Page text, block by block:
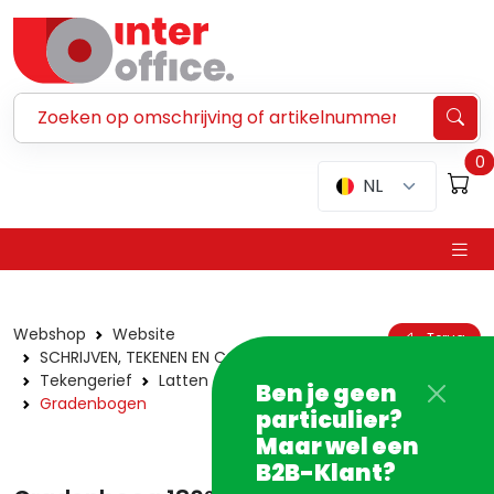
NL
0
Ben je geen
particulier?
Maar wel een
B2B-Klant?
Webshop
Website
SCHRIJVEN, TEKENEN EN CORRIGEREN
Tekengerief
Latten en sjablonen
Gradenbogen
Terug